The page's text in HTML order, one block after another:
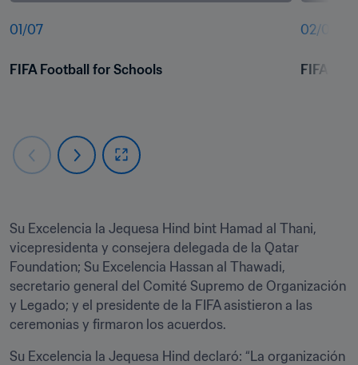
01 /07
FIFA Football for Schools
02/07
FIFA
Su Excelencia la Jequesa Hind bint Hamad al Thani,
vicepresidenta y consejera delegada de la Qatar
Foundation; Su Excelencia Hassan al Thawadi,
secretario general del Comité Supremo de Organización
y Legado; y el presidente de la FIFA asistieron a las
ceremonias y firmaron los acuerdos.
Su Excelencia la Jequesa Hind declaró: “La organización